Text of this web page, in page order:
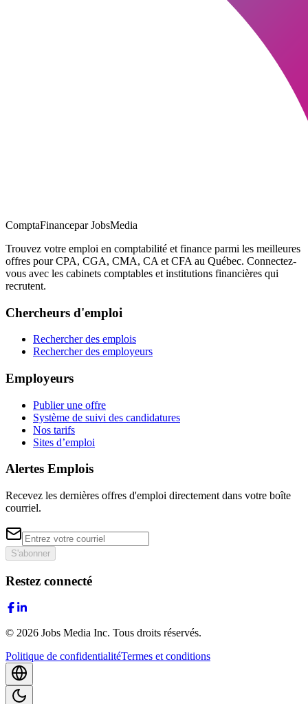
ComptaFinancepar JobsMedia
Trouvez votre emploi en comptabilité et finance parmi les meilleures
offres pour CPA, CGA, CMA, CA et CFA au Québec. Connectez-
vous avec les cabinets comptables et institutions financières qui
recrutent.
Chercheurs d'emploi
Rechercher des emplois
Rechercher des employeurs
Employeurs
Publier une offre
Système de suivi des candidatures
Nos tarifs
Sites d’emploi
Alertes Emplois
Recevez les dernières offres d'emploi directement dans votre boîte
courriel.
S'abonner
Restez connecté
© 2026 Jobs Media Inc. Tous droits réservés.
Politique de confidentialitéTermes et conditions